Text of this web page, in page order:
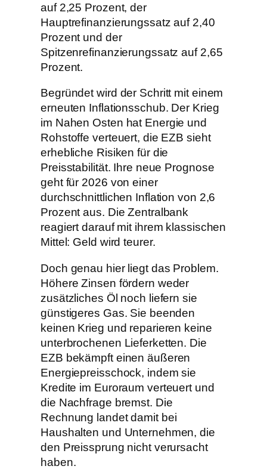
auf 2,25 Prozent, der
Hauptrefinanzierungssatz auf 2,40
Prozent und der
Spitzenrefinanzierungssatz auf 2,65
Prozent.
Begründet wird der Schritt mit einem
erneuten Inflationsschub. Der Krieg
im Nahen Osten hat Energie und
Rohstoffe verteuert, die EZB sieht
erhebliche Risiken für die
Preisstabilität. Ihre neue Prognose
geht für 2026 von einer
durchschnittlichen Inflation von 2,6
Prozent aus. Die Zentralbank
reagiert darauf mit ihrem klassischen
Mittel: Geld wird teurer.
Doch genau hier liegt das Problem.
Höhere Zinsen fördern weder
zusätzliches Öl noch liefern sie
günstigeres Gas. Sie beenden
keinen Krieg und reparieren keine
unterbrochenen Lieferketten. Die
EZB bekämpft einen äußeren
Energiepreisschock, indem sie
Kredite im Euroraum verteuert und
die Nachfrage bremst. Die
Rechnung landet damit bei
Haushalten und Unternehmen, die
den Preissprung nicht verursacht
haben.